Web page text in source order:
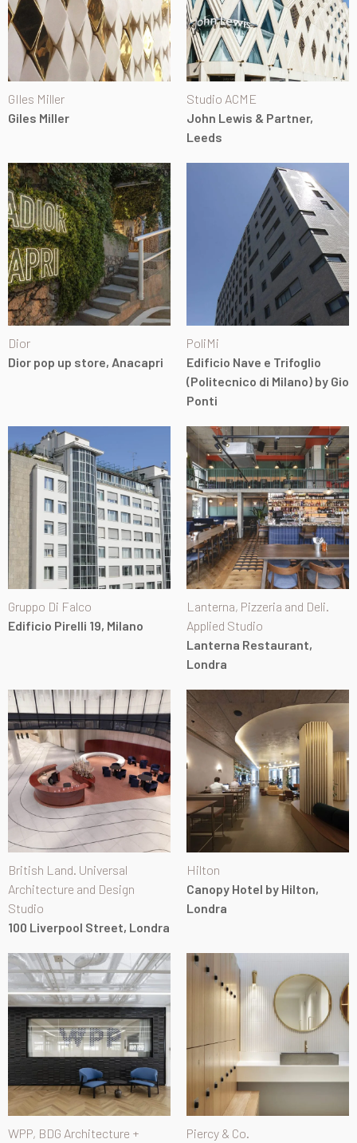
GIles Miller
Giles Miller
Studio ACME
John Lewis & Partner,
Leeds
Dior
Dior pop up store, Anacapri
PoliMi
Edificio Nave e Trifoglio
(Politecnico di Milano) by Gio
Ponti
Gruppo Di Falco
Edificio Pirelli 19, Milano
Lanterna, Pizzeria and Deli.
Applied Studio
Lanterna Restaurant,
Londra
British Land. Universal
Architecture and Design
Studio
100 Liverpool Street, Londra
Hilton
Canopy Hotel by Hilton,
Londra
WPP, BDG Architecture + Piercy & Co.